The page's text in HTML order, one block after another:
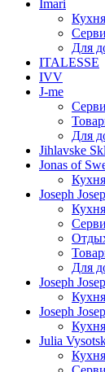
Imari
Кухня
Для
ITALESSE
IVV
J-me
Для
Jihlavske
Jonas of
Кухня
Joseph
Кухня
Для
Joseph
Кухня
Joseph
Кухня
Julia
Кухня